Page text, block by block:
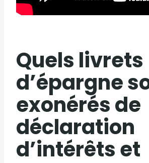
Quels livrets
d’épargne
exonérés de
déclaration
d’intérêts et